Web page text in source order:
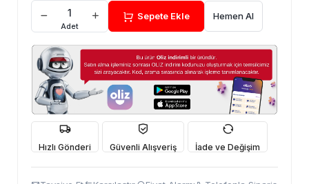
Adet
Sepete Ekle Hemen Al
Hızlı Gönderi Güvenli Alışveriş İade ve Değişim